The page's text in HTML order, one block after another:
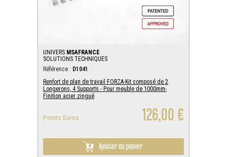
UNIVERS MSAFRANCE
SOLUTIONS TECHNIQUES
Référence : D1041
Renfort de plan de travail FORZA-Kit composé de 2
Longerons, 4 Supports - Pour meuble de 1000mm-
Finition acier zingué
Points Euros
:
126,00 €
Ajouter au panier